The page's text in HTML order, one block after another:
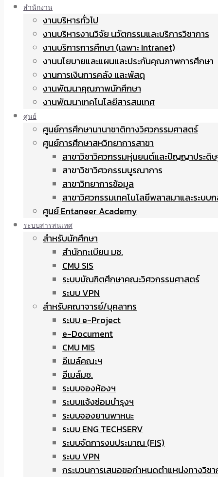
สำนักงาน
งานบริหารทั่วไป
งานบริหารงานวิจัย นวัตกรรมและบริการวิชาการ
งานบริการการศึกษา (เฉพาะ Intranet)
งานนโยบายและแผนและประกันคุณภาพการศึกษา
งานการเงินการคลัง และพัสดุ
งานพัฒนาคุณภาพนักศึกษา
งานพัฒนาเทคโนโลยีสารสนเทศ
ศูนย์
ศูนย์การศึกษานานาชาติทางวิศวกรรมศาสตร์
ศูนย์การศึกษาสหวิทยาการสาขา
สาขาวิชาวิศวกรรมหุ่นยนต์และปัญญาประดิ
สาขาวิชาวิศวกรรมบูรณาการ
สาขาวิทยาการข้อมูล
สาขาวิศวกรรมเทคโนโลยีพลาสมาและระบบ
ศูนย์ Entaneer Academy
ระบบสารสนเทศ
สำหรับนักศึกษา
สำนักทะเบียน มช.
CMU SIS
ระบบบัณฑิตศึกษาคณะวิศวกรรมศาสตร์
ระบบ VPN
สำหรับคณาจารย์/บุคลากร
ระบบ e-Project
e-Document
CMU MIS
อีเมล์คณะฯ
อีเมล์มช.
ระบบจองห้องฯ
ระบบแจ้งซ่อมบำรุงฯ
ระบบจองยานพาหนะ
ระบบ ENG TECHSERV
ระบบจัดการงบประมาณ (FIS)
ระบบ VPN
กระบวนการเสนอขอกำหนดตำแหน่งทางวิช